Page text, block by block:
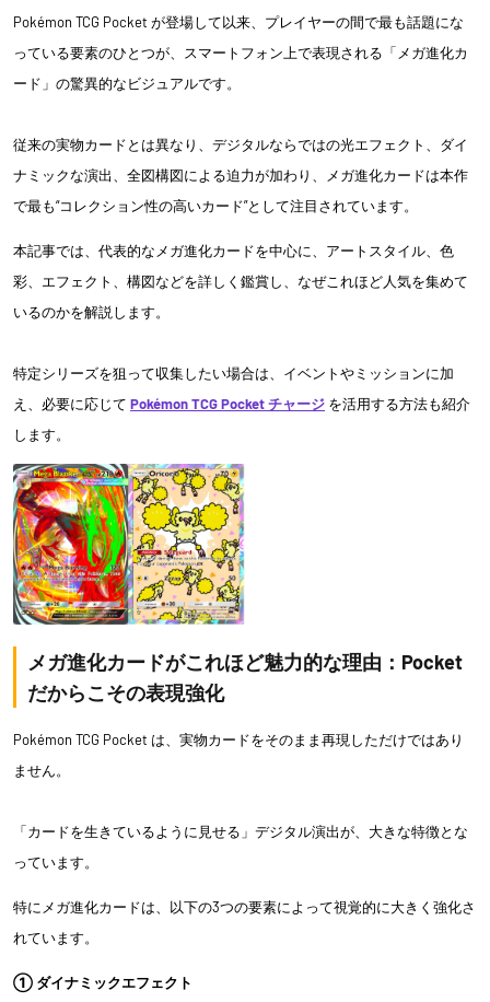
Pokémon TCG Pocket が登場して以来、プレイヤーの間で最も話題にな
っている要素のひとつが、スマートフォン上で表現される「メガ進化カ
ード」の驚異的なビジュアルです。
従来の実物カードとは異なり、デジタルならではの光エフェクト、ダイ
ナミックな演出、全図構図による迫力が加わり、メガ進化カードは本作
で最も“コレクション性の高いカード”として注目されています。
本記事では、代表的なメガ進化カードを中心に、アートスタイル、色
彩、エフェクト、構図などを詳しく鑑賞し、なぜこれほど人気を集めて
いるのかを解説します。
特定シリーズを狙って収集したい場合は、イベントやミッションに加
え、必要に応じて Pokémon TCG Pocket チャージ を活用する方法も紹介
します。
メガ進化カードがこれほど魅力的な理由：Pocket
だからこその表現強化
Pokémon TCG Pocket は、実物カードをそのまま再現しただけではあり
ません。
「カードを生きているように見せる」デジタル演出が、大きな特徴とな
っています。
特にメガ進化カードは、以下の3つの要素によって視覚的に大きく強化さ
れています。
① ダイナミックエフェクト